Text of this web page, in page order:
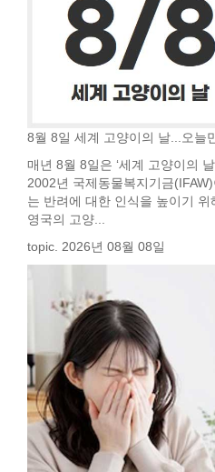
8월 8일 세계 고양이의 날...오늘
매년 8월 8일은 ‘세계 고양이의
2002년 국제동물복지기금
는 반려에 대한 인식을 높이기
영국의 고양...
topic. 2026년 08월 08일